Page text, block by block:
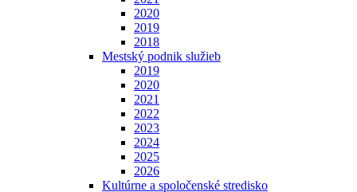
2020
2019
2018
Mestský podnik služieb
2019
2020
2021
2022
2023
2024
2025
2026
Kultúrne a spoločenské stredisko